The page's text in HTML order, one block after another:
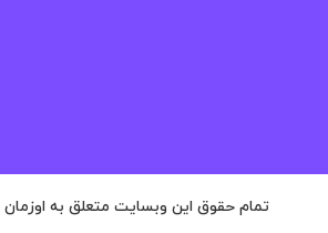
تمام حقوق این وبسایت متعلق به